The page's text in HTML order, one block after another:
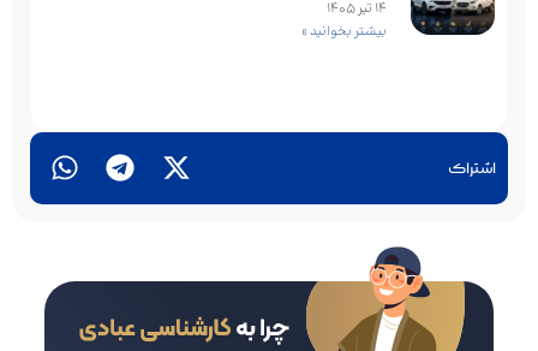
اشتراک
14 تیر 1405
بیشتر بخوانید »